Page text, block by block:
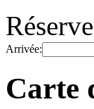
Arrivée:
Carte